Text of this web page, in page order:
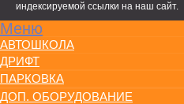
индексируемой ссылки на наш сайт.
Меню
АВТОШКОЛА
ДРИФТ
ПАРКОВКА
ДОП. ОБОРУДОВАНИЕ